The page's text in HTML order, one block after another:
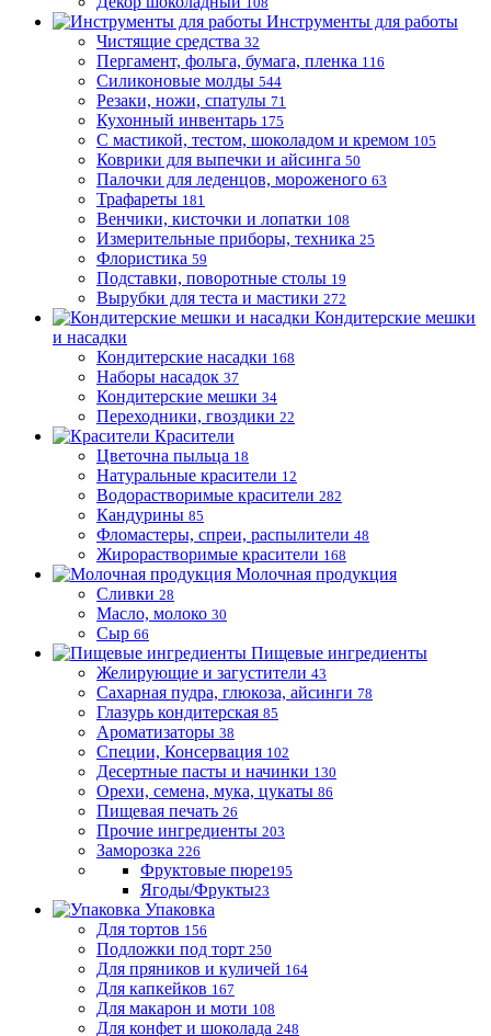
Инструменты для работы
Чистящие средства 32
Пергамент, фольга, бумага, пленка 116
Силиконовые молды 544
Резаки, ножи, спатулы 71
Кухонный инвентарь 175
С мастикой, тестом, шоколадом и кремом 105
Коврики для выпечки и айсинга 50
Палочки для леденцов, мороженого 63
Трафареты 181
Венчики, кисточки и лопатки 108
Измерительные приборы, техника 25
Флористика 59
Подставки, поворотные столы 19
Вырубки для теста и мастики 272
Кондитерские мешки
и насадки
Кондитерские насадки 168
Наборы насадок 37
Кондитерские мешки 34
Переходники, гвоздики 22
Красители
Цветочна пыльца 18
Натуральные красители 12
Водорастворимые красители 282
Кандурины 85
Фломастеры, спреи, распылители 48
Жирорастворимые красители 168
Молочная продукция
Сливки 28
Масло, молоко 30
Сыр 66
Пищевые ингредиенты
Желирующие и загустители 43
Сахарная пудра, глюкоза, айсинги 78
Глазурь кондитерская 85
Ароматизаторы 38
Специи, Консервация 102
Десертные пасты и начинки 130
Орехи, семена, мука, цукаты 86
Пищевая печать 26
Прочие ингредиенты 203
Заморозка 226
Фруктовые пюре195
Ягоды/Фрукты23
Упаковка
Для тортов 156
Подложки под торт 250
Для пряников и куличей 164
Для капкейков 167
Для макарон и моти 108
Для конфет и шоколада 248